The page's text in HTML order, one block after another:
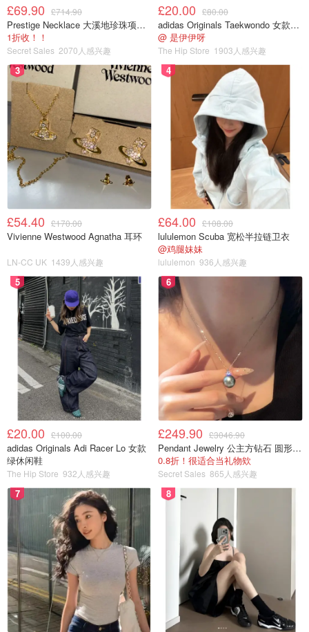
£69.90 £714.90
Prestige Necklace 大溪地珍珠项链 10-11mm
1折收！！
Secret Sales 2070人感兴趣
£20.00 £80.00
adidas Originals Taekwondo 女款黑色运动鞋
@ 是伊伊呀
The Hip Store 1903人感兴趣
3
£54.40 £170.00
Vivienne Westwood Agnatha 耳环
LN-CC UK 1439人感兴趣
4
£64.00 £108.00
lululemon Scuba 宽松半拉链卫衣
@鸡腿妹妹
lululemon 936人感兴趣
5
£20.00 £100.00
adidas Originals Adi Racer Lo 女款
绿休闲鞋
The Hip Store 932人感兴趣
6
£249.90 £3046.90
Pendant Jewelry 公主方钻石 圆形大溪地珍珠吊坠 11-12mm
0.8折！很适合当礼物欸
Secret Sales 865人感兴趣
7 8